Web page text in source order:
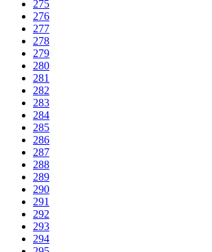
275
276
277
278
279
280
281
282
283
284
285
286
287
288
289
290
291
292
293
294